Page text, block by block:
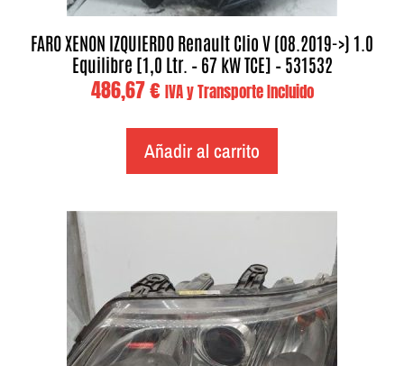
FARO XENON IZQUIERDO Renault Clio V (08.2019->) 1.0
Equilibre [1,0 Ltr. – 67 kW TCE] – 531532
486,67€ IVA y Transporte Incluido
Añadir al carrito